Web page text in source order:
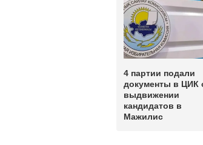
4 партии подали
документы в ЦИК
выдвижении
кандидатов в
Мажилис